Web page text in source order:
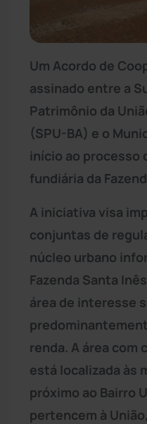
Um Acordo de
assinado entre a
Patrimônio da
(SPU-BA) e o
início ao processo
fundiária da
A iniciativa visa
conjuntas de
núcleo urbano
Fazenda Santa
área de interesse
renda. A área com
está localizada às
próximo ao Bairro
pertencem à